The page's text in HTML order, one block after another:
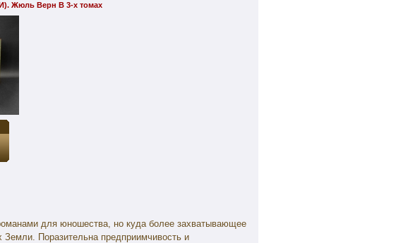
Жюль Верн В 3-х томах
для юношества, но куда более захватывающее
Земли. Поразительна предприимчивость и